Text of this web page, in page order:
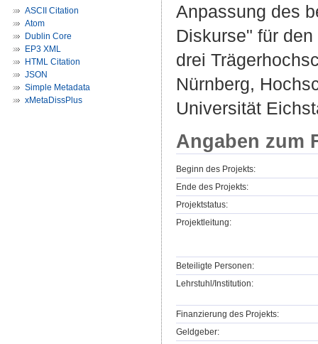
ASCII Citation
Atom
Dublin Core
EP3 XML
HTML Citation
JSON
Simple Metadata
xMetaDissPlus
Anpassung des
Diskurse" für
drei
Nürnberg,
Universität
Angaben zum
Beginn des Projekts:
Ende des Projekts:
Projektstatus:
Projektleitung:
Beteiligte Personen:
Lehrstuhl/Institution:
Finanzierung des Projekts:
Geldgeber: